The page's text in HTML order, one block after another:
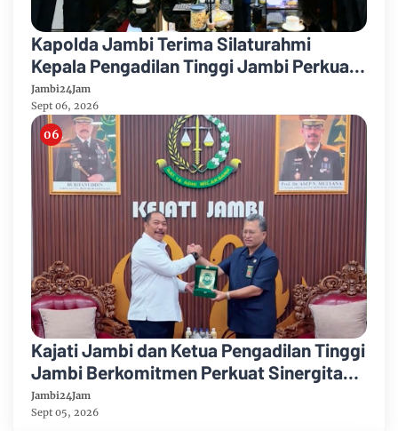
Kapolda Jambi Terima Silaturahmi
Kepala Pengadilan Tinggi Jambi Perkuat
Sinergi Antar Lembaga
Jambi24Jam
Sept 06, 2026
Kajati Jambi dan Ketua Pengadilan Tinggi
Jambi Berkomitmen Perkuat Sinergitas
Penegakan Hukum
Jambi24Jam
Sept 05, 2026